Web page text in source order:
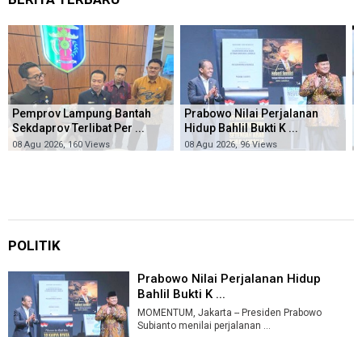
Pemprov Lampung Bantah
Sekdaprov Terlibat Per ...
08 Agu 2026, 160 Views
Prabowo Nilai Perjalanan
Hidup Bahlil Bukti K ...
08 Agu 2026, 96 Views
POLITIK
Prabowo Nilai Perjalanan Hidup
Bahlil Bukti K ...
MOMENTUM, Jakarta -- Presiden Prabowo
Subianto menilai perjalanan ...